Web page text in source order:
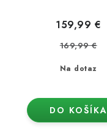
Na dotaz
159,99 €
169,99 €
DO KOŠÍKA